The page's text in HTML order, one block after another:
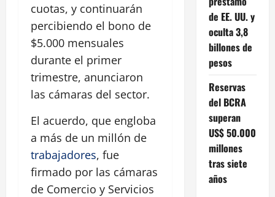
cuotas, y continuarán
percibiendo el bono de
$5.000 mensuales
durante el primer
trimestre, anunciaron
las cámaras del sector.
El acuerdo, que engloba
a más de un millón de
trabajadores, fue
firmado por las cámaras
de Comercio y Servicios
de EE. UU. y
oculta 3,8
billones de
pesos
Reservas
del BCRA
superan
US$ 50.000
millones
tras siete
años